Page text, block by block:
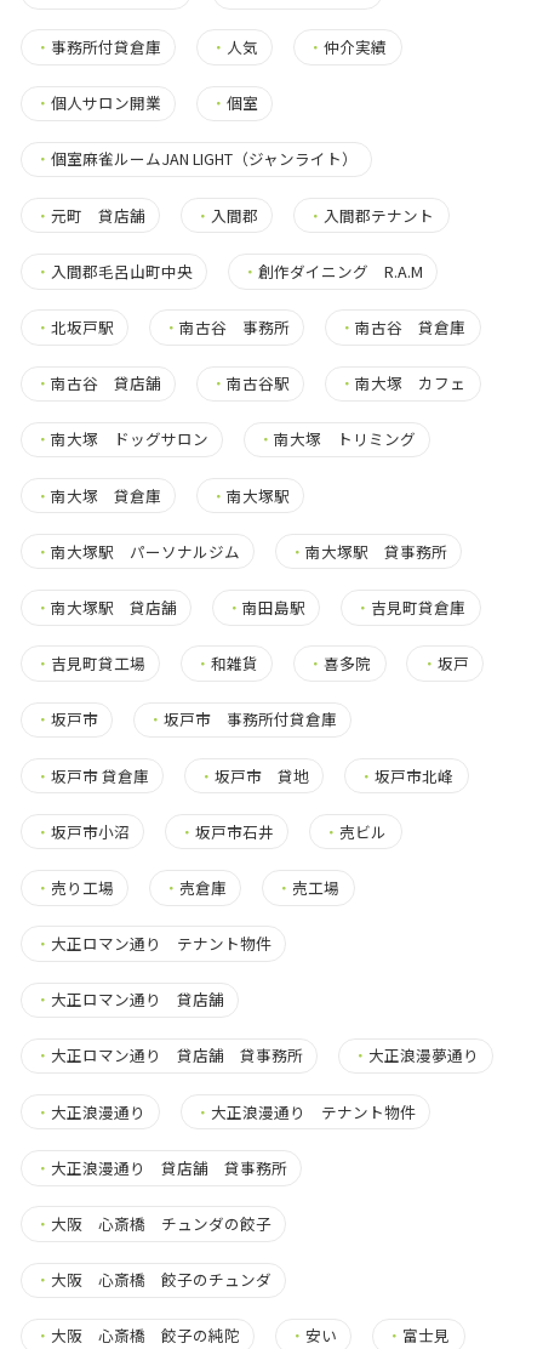
・ 事務所付貸倉庫 ・ 人気 ・仲介実績
・ 個人サロン開業 ・個室
・ 個室麻雀ルームJAN LIGHT（ジャンライト）
・ 元町 貸店舗 ・ 入間郡 ・ 入間郡テナント
・ 入間郡毛呂山町中央 ・創作ダイニング R.A.M
・ 北坂戸駅 ・南古谷 事務所 ・南古谷 貸倉庫
・ 南古谷 貸店舗 ・南古谷駅 ・南大塚 カフェ
・ 南大塚 ドッグサロン ・南大塚 トリミング
・ 南大塚 貸倉庫 ・南大塚駅
・ 南大塚駅 パーソナルジム ・南大塚駅 貸事務所
・ 南大塚駅 貸店舗 ・南田島駅 ・ 吉見町貸倉庫
・ 吉見町貸工場 ・和雑貨 ・喜多院 ・ 坂戸
・ 坂戸市 ・坂戸市 事務所付貸倉庫
・ 坂戸市 貸倉庫 ・坂戸市 貸地 ・坂戸市北峰
・ 坂戸市小沼 ・坂戸市石井 ・ 売ビル
・ 売り工場 ・ 売倉庫 ・ 売工場
・ 大正ロマン通り テナント物件
・ 大正ロマン通り 貸店舗
・ 大正ロマン通り 貸店舗 貸事務所 ・ 大正浪漫夢通り
・ 大正浪漫通り ・ 大正浪漫通り テナント物件
・ 大正浪漫通り 貸店舗 貸事務所
・ 大阪 心斎橋 チュンダの餃子
・ 大阪 心斎橋 餃子のチュンダ
・ 大阪 心斎橋 餃子の純陀 ・安い ・ 富士見